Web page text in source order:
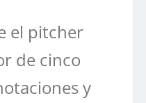
el pitcher
de cinco
y